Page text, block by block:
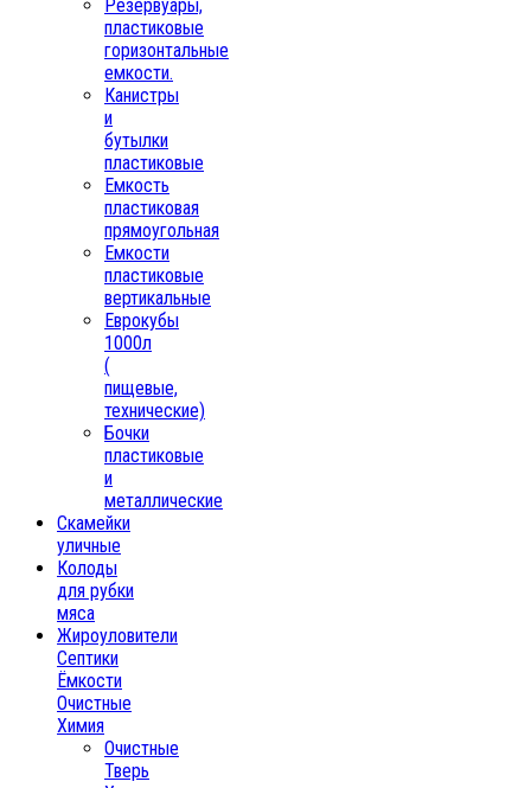
Резервуары,
пластиковые
горизонтальные
емкости.
Канистры
и
бутылки
пластиковые
Емкость
пластиковая
прямоугольная
Емкости
пластиковые
вертикальные
Еврокубы
1000л
(
пищевые,
технические)
Бочки
пластиковые
и
металлические
Скамейки
уличные
Колоды
для рубки
мяса
Жироуловители
Септики
Ёмкости
Очистные
Химия
Очистные
Тверь